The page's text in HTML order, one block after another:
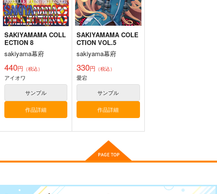
サンプル
カート
トンブリ
明石 大淀
サンプル
カート
た～
さといも牧場
さといも牧場
EINSATZ GRUPPE ＆
SAKIYAMAMA COLL
ECTION 8
sakiyama幕府
440円 （税込）
アイオワ
サンプル
作品詳細
SAKIYAMAMA COLE
CTION VOL.5
sakiyama幕府
330円 （税込）
愛宕
サンプル
作品詳細